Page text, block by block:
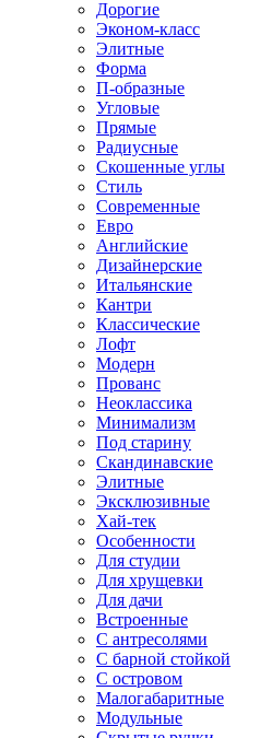
Дорогие
Эконом-класс
Элитные
Форма
П-образные
Угловые
Прямые
Радиусные
Скошенные углы
Стиль
Современные
Евро
Английские
Дизайнерские
Итальянские
Кантри
Классические
Лофт
Модерн
Прованс
Неоклассика
Минимализм
Под старину
Скандинавские
Элитные
Эксклюзивные
Хай-тек
Особенности
Для студии
Для хрущевки
Для дачи
Встроенные
С антресолями
С барной стойкой
С островом
Малогабаритные
Модульные